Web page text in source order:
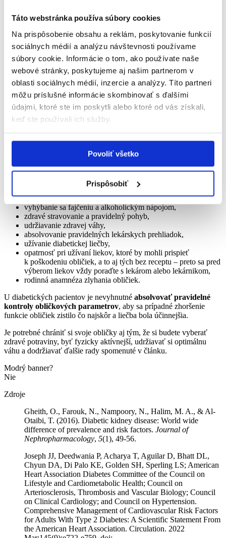
Táto webstránka používa súbory cookies
Na prispôsobenie obsahu a reklám, poskytovanie funkcií
sociálnych médií a analýzu návštevnosti používame
súbory cookie. Informácie o tom, ako používate naše
webové stránky, poskytujeme aj našim partnerom v
oblasti sociálnych médií, inzercie a analýzy. Títo partneri
môžu príslušné informácie skombinovať s ďalšími
údajmi, ktoré ste im poskytli alebo ktoré od vás získali,
keď ste používali ich služby.
Povoliť všetko
Prispôsobiť
alebo počúvať svoju obľúbenú hudbu.
Viac sme sa téme mentálneho zdravia diabetikov venovali v tomto
článku.
Ako sa dá znížiť riziko vzniku
obličkových komplikácií pri cukrovke
Je dobré mať na pamäti, že
ochorením obličiek. Ide o stav, pri ktorom sú obličky poškodené a
nedokážu čistiť (filtrovať) krv tak, ako by mali.
. Čiže
odporúčania sa prelínajú s tými, ktoré sme detailne popísali vyššie.
Ide najmä o:
udržiavanie hladín cukru v krvi na cieľových hladinách,
udržiavanie zdravého krvného tlaku (pod 140/90 mmHg).
vyhýbanie sa fajčeniu a alkoholickým nápojom,
zdravé stravovanie a pravidelný pohyb,
udržiavanie zdravej váhy,
absolvovanie pravidelných lekárskych prehliadok,
užívanie diabetickej liečby,
opatrnosť pri užívaní liekov, ktoré by mohli prispieť
k poškodeniu obličiek, a to aj tých bez receptu – preto sa pred
výberom liekov vždy poraďte s lekárom alebo lekárnikom,
rodinná anamnéza zlyhania obličiek.
U diabetických pacientov je nevyhnutné absolvovať pravidelné
kontroly obličkových parametrov, aby sa prípadné zhoršenie
funkcie obličiek zistilo čo najskôr a liečba bola účinnejšia.
Je potrebné chrániť si svoje obličky aj tým, že si budete vyberať
zdravé potraviny, byť fyzicky aktívnejší, udržiavať si optimálnu
váhu a dodržiavať ďalšie rady spomenuté v článku.
Modrý banner?
Nie
Zdroje
Gheith, O., Farouk, N., Nampoory, N., Halim, M. A., & Al-
Otaibi, T. (2016). Diabetic kidney disease: World wide
difference of prevalence and risk factors. Journal of
Nephropharmacology, 5(1), 49-56.
Joseph JJ, Deedwania P, Acharya T, Aguilar D, Bhatt DL,
Chyun DA, Di Palo KE, Golden SH, Sperling LS; American
Heart Association Diabetes Committee of the Council on
Lifestyle and Cardiometabolic Health; Council on
Arteriosclerosis, Thrombosis and Vascular Biology; Council
on Clinical Cardiology; and Council on Hypertension.
Comprehensive Management of Cardiovascular Risk Factors
for Adults With Type 2 Diabetes: A Scientific Statement From
the American Heart Association. Circulation. 2022